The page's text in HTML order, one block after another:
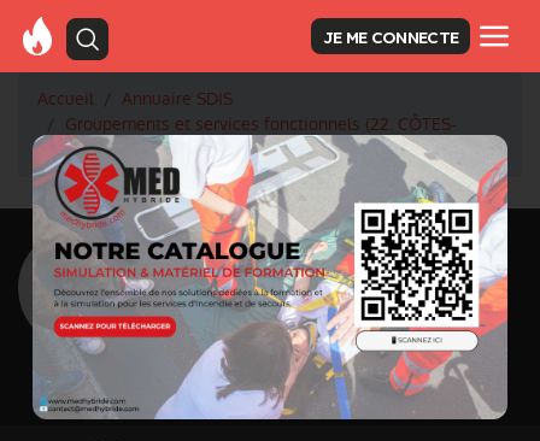
JE ME CONNECTE
Accueil
Annuaire SDIS
Groupements et services fonctionnels (22. CÔTES-
D'ARMOR)
<Retour à la liste des SDIS
SDIS Côtes-d'Armor
à Saint-Brieuc (22)
DépartementCÔTES-D'ARMOR
6 878 km² - 596 518 habitants
Informations mises à jour le 4 août 2026